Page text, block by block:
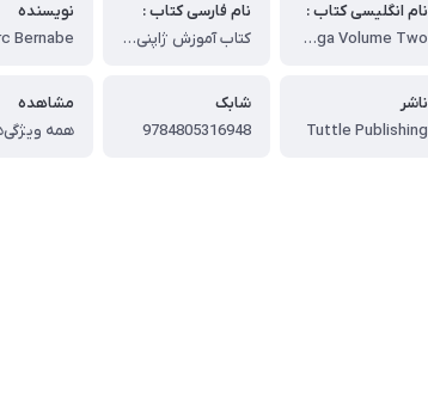
نام انگلیسی کتاب :
Learn Japanese with Manga Volume Two
نام فارسی کتاب :
کتاب آموزش ژاپنی با مانگا جلد 2
نویسنده
Bernabe
ناشر
Tuttle Publishing
شابک
9784805316948
مشاهده
همه